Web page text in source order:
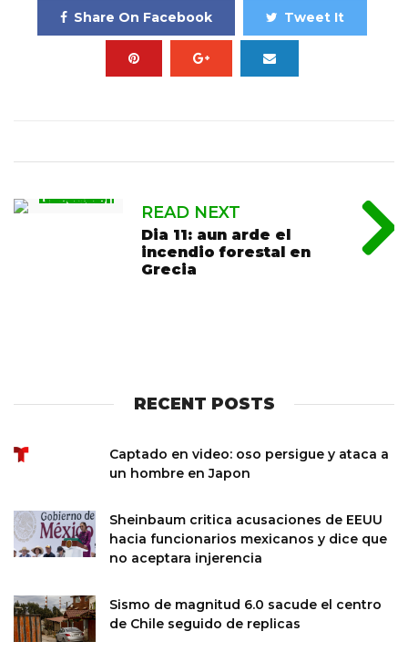
Share On Facebook Tweet It
READ NEXT
Dia 11: aun arde el
incendio forestal en
Grecia
RECENT POSTS
Captado en video: oso persigue y ataca a
un hombre en Japon
Sheinbaum critica acusaciones de EEUU
hacia funcionarios mexicanos y dice que
no aceptara injerencia
Sismo de magnitud 6.0 sacude el centro
de Chile seguido de replicas